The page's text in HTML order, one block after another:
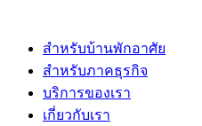
contentสำหรับบ้านพักอาศัย
สำหรับภาคธุรกิจ
บริการของเรา
เกี่ยวกับเรา